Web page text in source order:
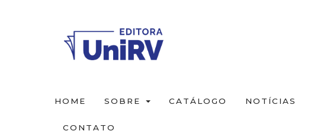
HOME SOBRE CATÁLOGO NOTÍCIAS
CONTATO